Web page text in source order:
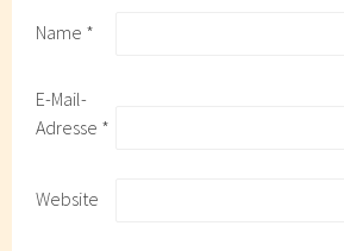
Name *
E-Mail-
Adresse *
Website